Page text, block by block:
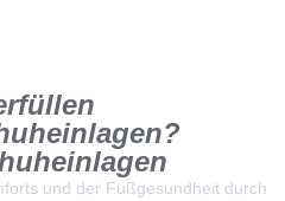
und der Fußgesundheit durch